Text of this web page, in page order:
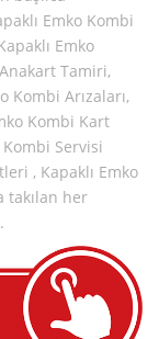
Emko Kombi
Emko
Tamiri,
Kombi Arızaları,
Kombi Kart
Kombi Servisi
, Kapaklı Emko
takılan her